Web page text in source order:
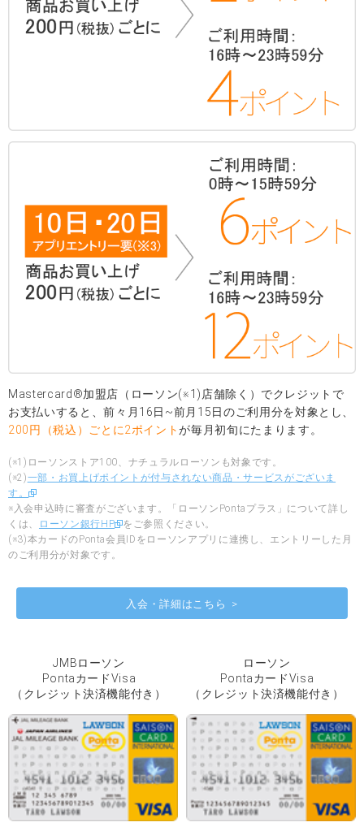
Mastercard®加盟店（ローソン(※1)店舗除く）でクレジットで
お支払いすると、前々月16日~前月15日のご利用分を対象とし、
200円（税込）ごとに2ポイントが毎月初旬にたまります。
(※1)ローソンストア100、ナチュラルローソンも対象です。
(※2)一部・お買上げポイントが付与されない商品・サービスがございま
す。
※入会申込時に審査がございます。「ローソンPontaプラス」について詳し
くは、
ローソン銀行HP
をご参照ください。
(※3)本カードのPonta会員IDをローソンアプリに連携し、エントリーした月
のご利用分が対象です。
入会・詳細はこちら
JMBローソン
PontaカードVisa
（クレジット決済機能付き）
ローソン
PontaカードVisa
（クレジット決済機能付き）